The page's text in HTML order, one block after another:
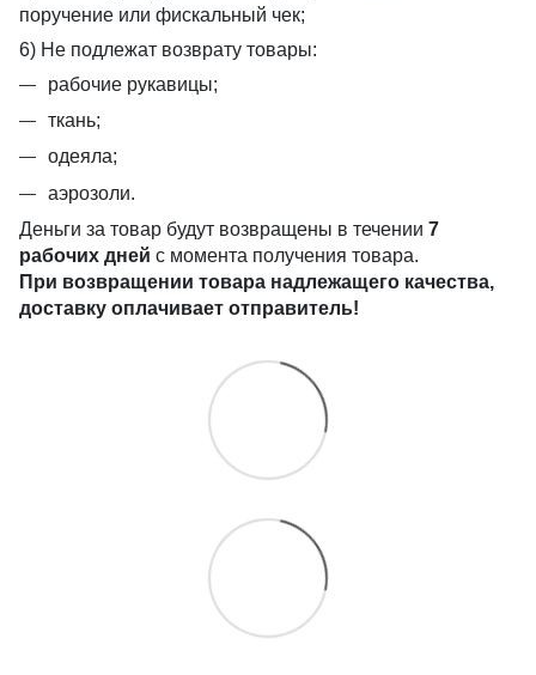
поручение или фискальный чек;
6) Не подлежат возврату товары:
рабочие рукавицы;
ткань;
одеяла;
аэрозоли.
Деньги за товар будут возвращены в течении 7
рабочих дней с момента получения товара.
При возвращении товара надлежащего качества,
доставку оплачивает отправитель!